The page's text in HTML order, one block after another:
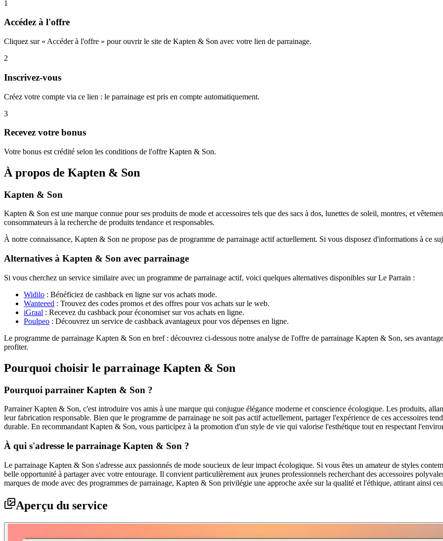
1
Accédez à l'offre
Cliquez sur « Accéder à l'offre » pour ouvrir le site de Kapten & Son avec votre lien de parrainage.
2
Inscrivez-vous
Créez votre compte via ce lien : le parrainage est pris en compte automatiquement.
3
Recevez votre bonus
Votre bonus est crédité selon les conditions de l'offre Kapten & Son.
À propos de Kapten & Son
Kapten & Son
Kapten & Son est une marque connue pour ses produits de mode et accessoires tels que des sacs à dos, lunettes de soleil, montres, et
consommateurs à la recherche de produits tendance et responsables.
À notre connaissance, Kapten & Son ne propose pas de programme de parrainage actif actuellement. Si vous disposez d'informations à ce
Alternatives à Kapten & Son avec parrainage
Si vous cherchez un service similaire avec un programme de parrainage actif, voici quelques alternatives disponibles sur Le Parrain :
Widilo : Bénéficiez de cashback en ligne sur vos achats mode.
Wanteeed : Trouvez des codes promos et des offres pour vos achats sur le web.
iGraal : Recevez du cashback pour économiser sur vos achats en ligne.
Poulpeo : Découvrez un service de cashback avantageux pour vos dépenses en ligne.
Le programme de parrainage Kapten & Son en bref : découvrez ci-dessous notre analyse de l'offre de parrainage Kapten & Son, ses
profiter.
Pourquoi choisir le parrainage Kapten & Son
Pourquoi parrainer Kapten & Son ?
Parrainer Kapten & Son, c'est introduire vos amis à une marque qui conjugue élégance moderne et conscience écologique. Les produits,
leur fabrication responsable. Bien que le programme de parrainage ne soit pas actif actuellement, partager l'expérience de ces accessoires
durable. En recommandant Kapten & Son, vous participez à la promotion d'un style de vie qui valorise l'esthétique tout en respectant
À qui s'adresse le parrainage Kapten & Son ?
Le parrainage Kapten & Son s'adresse aux passionnés de mode soucieux de leur impact écologique. Si vous êtes un amateur de styles
belle opportunité à partager avec votre entourage. Il convient particulièrement aux jeunes professionnels recherchant des accessoires
marques de mode avec des programmes de parrainage, Kapten & Son privilégie une approche axée sur la qualité et l'éthique, attirant ainsi
Aperçu du service